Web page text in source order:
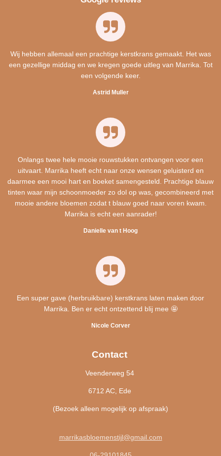
Wij hebben allemaal een prachtige kerstkrans gemaakt. Het was
een gezellige middag en we kregen goede uitleg van Marrika. Tot
een volgende keer.
Astrid Muller
Onlangs twee hele mooie rouwstukken ontvangen voor een
uitvaart. Marrika heeft echt naar onze wensen geluisterd en
daarmee een mooi hart en boeket samengesteld. Prachtige blauw
tinten waar mijn schoonmoeder zo dol op was, gecombineerd met
mooie andere bloemen zodat t blauw goed naar voren kwam.
Marrika is echt een aanrader!
Danielle van t Hoog
Een super gave (herbruikbare) kerstkrans laten maken door
Marrika. Ben er echt ontzettend blij mee 🤩
Nicole Corver
Contact
Veenderweg 54
6712 AC, Ede
(Bezoek alleen mogelijk op afspraak)
marrikasbloemenstijl@gmail.com